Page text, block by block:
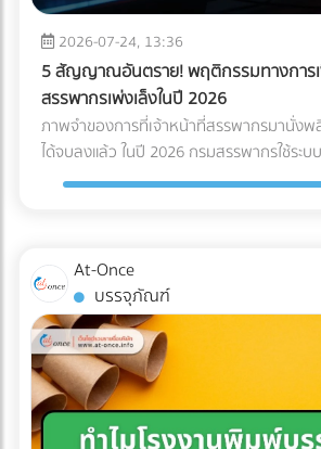
(ระบบบริหารคุณภาพสำหรับเครื่องมือแพทย์)
Distribution Practice) เพื่อการันตีความมื
แบบ Real-Time (IoT Tracking): ในยุคนี้ กา
ไหนแล้ว" ไม่พออีกต่อไป ต้องมีเซนเซอร์ IoT
เพื่อวัดค่า G-Force (แรงกระแทก), อุณหภูมิ
ตลอดการเดินทาง ซึ่งข้อมูลเหล่านี้สามารถ
ความสมบูรณ์ของสินค้าเมื่อส่งมอบได้ สรุปความคุ้มค่า (ROI):
ย่อมมีราคาสูงกว่าขนส่งทั่วไปประมาณ 20-
ของการบริหารความเสี่ยง (Risk
นี้ "คุ้มค่ามหาศาล" เมื่อเทียบกับสิ่งที่คุณต้อ
พลาด เช่น ค่าซ่อมแซมอะไหล่หลักแสน, ค่าเสีย
เลื่อนวันเปิดคลินิก, ค่าปรับจากโรงพยาบาล
บริษัทประกันปฏิเสธความคุ้มครองเพราะใช้ร
มาตรฐาน การเลือกใช้บริการขนส่งเฉพาะท
Page เฉพาะกิจ (Dedicated Landing
นี้ไปที่หน้า Home ของเว็บไซต์โรงแรมทั่วไป
Page แยกออกมาต่างหากเพื่อขายแพ็กเกจ
เฉพาะ หน้านี้ต้องโชว์ภาพห้องทำงานที่สว่าง
และระบุความเร็วอินเทอร์เน็ตอย่างชัดเจน
Action ที่กระตุ้นให้เกิดการจองตรง (Direct
จัดแพ็กเกจ "Ready to Work" เพื่ออัปราคา
จะลดราคาห้องพักเพื่อแข่งกับอพาร์ตเมน
อุปกรณ์เหล่านี้เพียงหลักพัน สามารถนำมาตั้
Nomad" ที่ชาร์จราคาเพิ่มได้เดือนละหลายพัน
สเปกที่ดึงดูดใจชาว Remote Worker ขั้นสุด
เจาะจงเป้าหมาย (Precision Targeting
กว้างๆ แล้วหันมาใช้กลยุทธ์ยิงแอด (Digital
ต่างชาติที่ทำงานออนไลน์ เช่น ค้นหาผู้ที่สน
Thailand", "Digital Nomad Visa
2026-07-24, 13:36
5 สัญญาณอันตราย! พฤติกรรมทางการ
สรรพากรเพ่งเล็งในปี 2026
ภาพจำของการที่เจ้าหน้าที่สรรพากรมานั่งพ
ได้จบลงแล้ว ในปี 2026 กรมสรรพากรใช้ระบ
ในการเชื่อมโยงข้อมูลทางการเงินของธุรกิจแ
ทางการเงินแบบนี้อยู่ นี่คือ 5 สัญญาณอันตร
สรรพากรจะจัดว่าบริษัทคุณเป็น "กลุ่มเสี่ยง
ทันที: 1. ข้อมูล e-Tax ไม่ตรงกับ Statement
สามารถดึงข้อมูลความเคลื่อนไหวของบัญชีธ
รายงาน) มาจับคู่กับรายได้ที่คุณสำแดงผ่าน
และ e-Withholding Tax หากมีเงินโอนเข้
แต่ยอดขายที่แจ้งเสียภาษีกลับต่ำเตี้ยเรี่ยดิน
At-Once
บรรจุภัณฑ์